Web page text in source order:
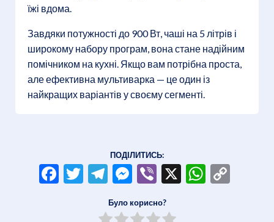
їжі вдома.
Завдяки потужності до 900 Вт, чаші на 5 літрів і
широкому набору програм, вона стане надійним
помічником на кухні. Якщо вам потрібна проста,
але ефективна мультиварка — це один із
найкращих варіантів у своєму сегменті.
ПОДІЛИТИСЬ:
Facebook
Twitter
Telegram
Messenger
Viber
X
Було корисно?